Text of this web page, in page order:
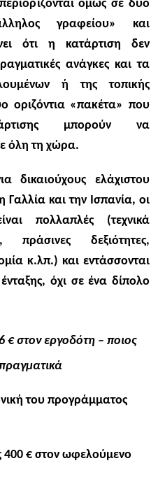
όμως σε δύο
γραφείου» και
ότι η κατάρτιση δεν
ανάγκες και τα
ή της τοπικής
«πακέτα» που
μπορούν να
όλη τη χώρα.
δικαιούχους ελάχιστου
Γαλλία και την Ισπανία, οι
πολλαπλές (τεχνικά
πράσινες δεξιότητες,
κ.λπ.) και εντάσσονται
όχι σε ένα δίπολο
€ στον εργοδότη – ποιος
του προγράμματος
400 € στον ωφελούμενο